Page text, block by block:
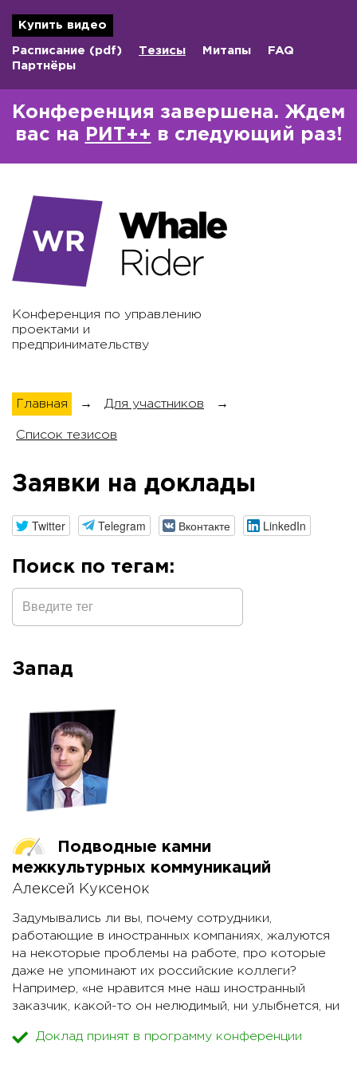
Купить видео
Расписание (pdf) Тезисы Митапы
FAQ
Партнёры
Конференция завершена. Ждем
вас на
РИТ++ в следующий раз!
Конференция по управлению
проектами и
предпринимательству
Главная → Для участников →
Список тезисов
Заявки на доклады
Twitter Telegram Вконтакте LinkedIn
Поиск по тегам:
Запад
Подводные камни
межкультурных коммуникаций
Алексей Куксенок
Задумывались ли вы, почему сотрудники,
работающие в иностранных компаниях, жалуются
на некоторые проблемы на работе, про которые
даже не упоминают их российские коллеги?
Например, «не нравится мне наш иностранный
заказчик, какой-то он нелюдимый, ни улыбнется, ни
какой-то! Не отпустил меня вчера с обеда домой! А
Доклад принят в программу конференции